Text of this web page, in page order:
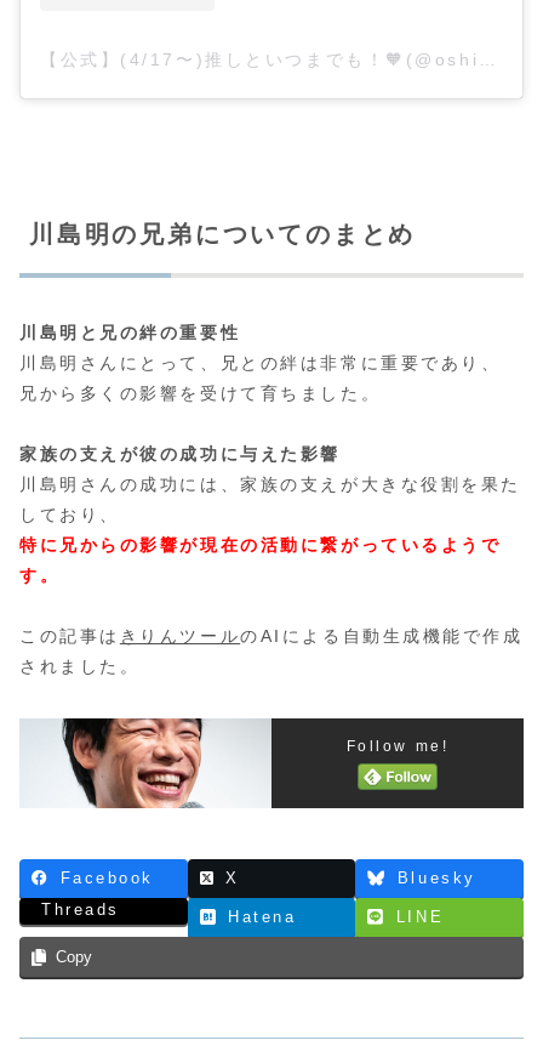
【公式】(4/17〜)推しといつまでも！🧡(@oshi_mbs)がシェアした投稿
川島明の兄弟についてのまとめ
川島明と兄の絆の重要性
川島明さんにとって、兄との絆は非常に重要であり、
兄から多くの影響を受けて育ちました。
家族の支えが彼の成功に与えた影響
川島明さんの成功には、家族の支えが大きな役割を果た
しており、
特に兄からの影響が現在の活動に繋がっているようで
す。
この記事は きりんツールのAIによる自動生成機能で作成
されました。
Follow me!
Facebook X
Bluesky
Threads
Hatena LINE
Copy